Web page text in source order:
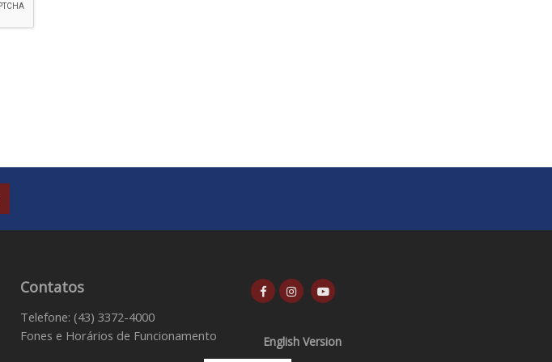
Contatos
Telefone: (43) 3372-4000
Fones e Horários de Funcionamento
English Version